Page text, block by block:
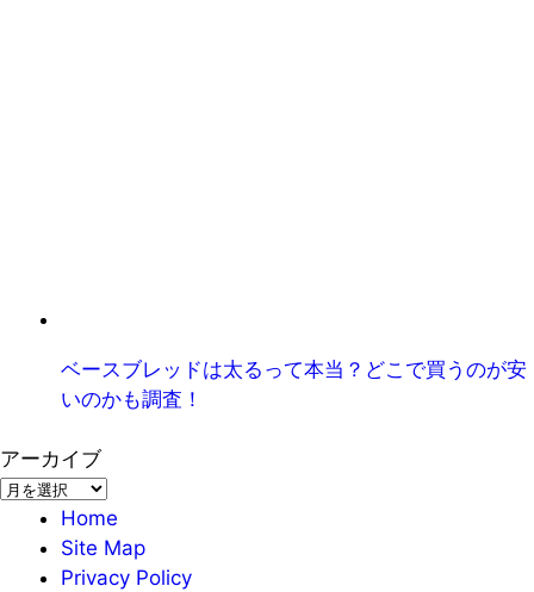
ベースブレッドは太るって本当？どこで買うのが安
いのかも調査！
アーカイブ
ア
Home
Site Map
Privacy Policy